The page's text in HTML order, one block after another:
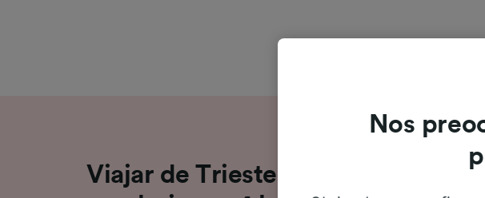
Viajar de Trieste para Graz de
Nos